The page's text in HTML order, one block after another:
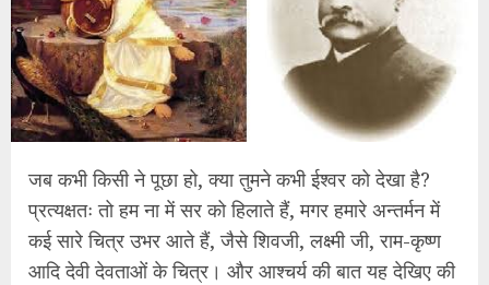
जब कभी किसी ने पूछा हो, क्या तुमने कभी ईश्वर को देखा है?
प्रत्यक्षतः तो हम ना में सर को हिलाते हैं, मगर हमारे अन्तर्मन में
कई सारे चित्र उभर आते हैं, जैसे शिवजी, लक्ष्मी जी, राम-कृष्ण
आदि देवी देवताओं के चित्र। और आश्चर्य की बात यह देखिए की